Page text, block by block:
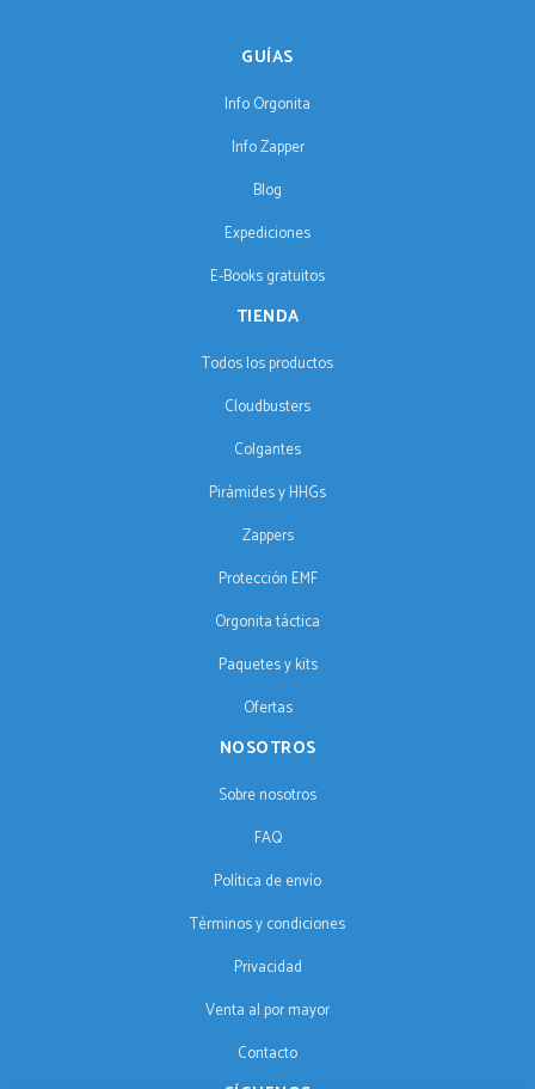
GUÍAS
Info Orgonita
Info Zapper
Blog
Expediciones
E-Books gratuitos
TIENDA
Todos los productos
Cloudbusters
Colgantes
Pirámides y HHGs
Zappers
Protección EMF
Orgonita táctica
Paquetes y kits
Ofertas
NOSOTROS
Sobre nosotros
FAQ
Política de envío
Términos y condiciones
Privacidad
Venta al por mayor
Contacto